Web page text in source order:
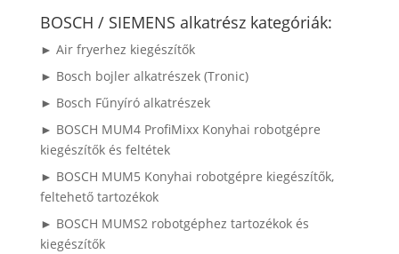
következőre:
BOSCH / SIEMENS alkatrész kategóriák:
► Air fryerhez kiegészítők
► Bosch bojler alkatrészek (Tronic)
► Bosch Fűnyíró alkatrészek
► BOSCH MUM4 ProfiMixx Konyhai robotgépre
kiegészítők és feltétek
► BOSCH MUM5 Konyhai robotgépre kiegészítők,
feltehető tartozékok
► BOSCH MUMS2 robotgéphez tartozékok és
kiegészítők